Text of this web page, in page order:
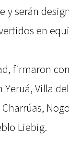
y serán
en
firmaron
Villa
Liebig.